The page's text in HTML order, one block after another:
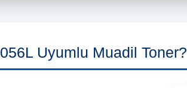
Uyumlu Muadil Toner?